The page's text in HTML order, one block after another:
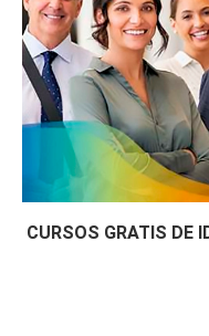
CURSOS GRATIS DE